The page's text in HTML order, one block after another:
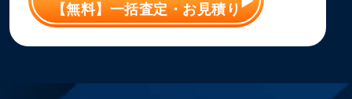
【無料】一括査定・お見積り